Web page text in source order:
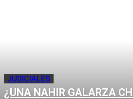
JUDICIALES
¿UNA NAHIR GALARZA